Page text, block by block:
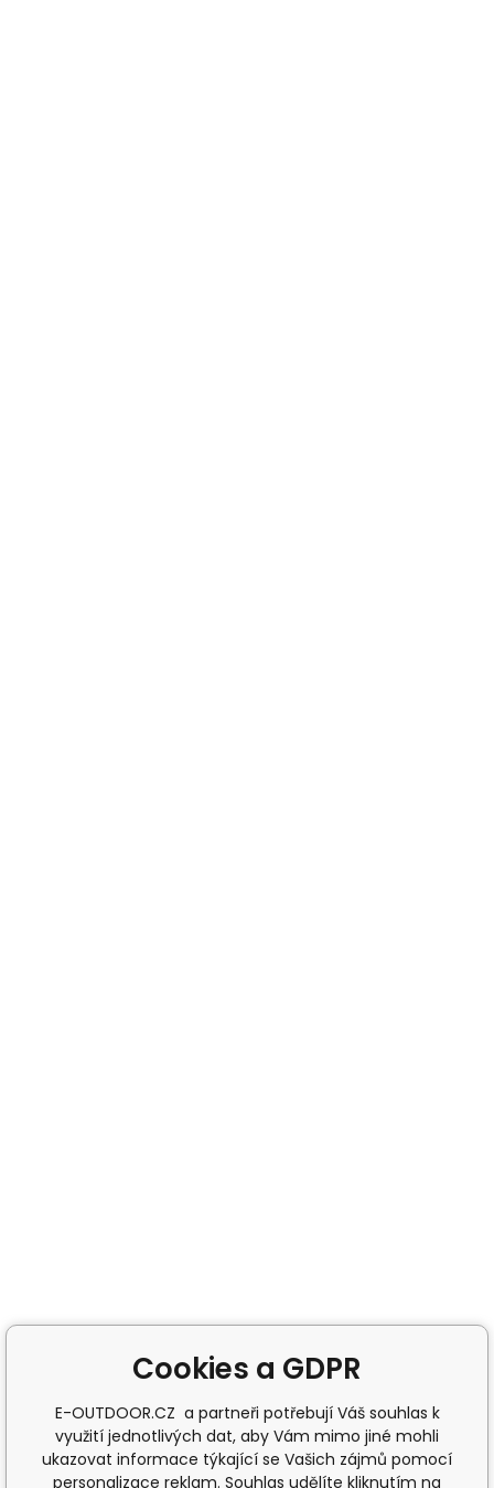
Cookies a GDPR
E-OUTDOOR.CZ a partneři potřebují Váš souhlas k
využití jednotlivých dat, aby Vám mimo jiné mohli
ukazovat informace týkající se Vašich zájmů pomocí
personalizace reklam. Souhlas udělíte kliknutím na